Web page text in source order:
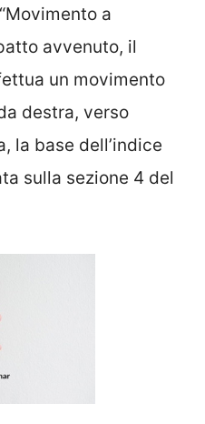
a
avvenuto, il
un movimento
destra, verso
la base dell’indice
sulla sezione 4 del